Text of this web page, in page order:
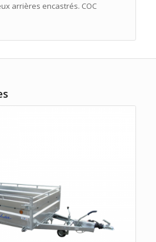
arrières encastrés. COC